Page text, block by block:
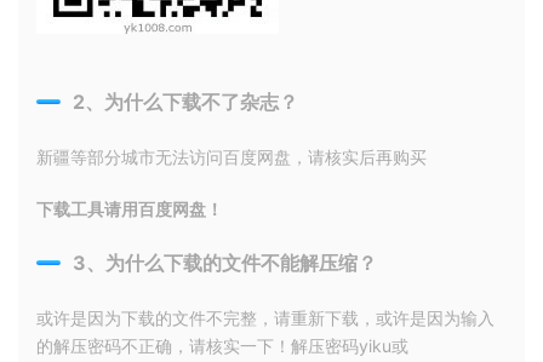
2、为什么下载不了杂志？
新疆等部分城市无法访问百度网盘，请核实后再购买
下载工具请用百度网盘！
3、为什么下载的文件不能解压缩？
或许是因为下载的文件不完整，请重新下载，或许是因为输入
的解压密码不正确，请核实一下！解压密码yiku或